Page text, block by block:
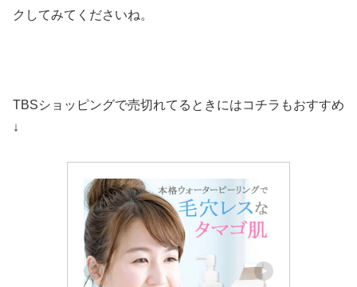
クしてみてくださいね。
TBSショッピングで売切れてるときにはコチラもおすすめ
↓